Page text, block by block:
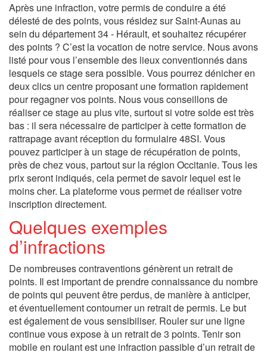
Après une infraction, votre permis de conduire a été
délesté de des points, vous résidez sur Saint-Aunas au
sein du département 34 - Hérault, et souhaitez récupérer
des points ? C’est la vocation de notre service. Nous avons
listé pour vous l’ensemble des lieux conventionnés dans
lesquels ce stage sera possible. Vous pourrez dénicher en
deux clics un centre proposant une formation rapidement
pour regagner vos points. Nous vous conseillons de
réaliser ce stage au plus vite, surtout si votre solde est très
bas : il sera nécessaire de participer à cette formation de
rattrapage avant réception du formulaire 48SI. Vous
pouvez participer à un stage de récupération de points,
près de chez vous, partout sur la région Occitanie. Tous les
prix seront indiqués, cela permet de savoir lequel est le
moins cher. La plateforme vous permet de réaliser votre
inscription directement.
Quelques exemples
d’infractions
De nombreuses contraventions génèrent un retrait de
points. Il est important de prendre connaissance du nombre
de points qui peuvent être perdus, de manière à anticiper,
et éventuellement contourner un retrait de permis. Le but
est également de vous sensibiliser. Rouler sur une ligne
continue vous expose à un retrait de 3 points. Tenir son
mobile en roulant est une infraction passible d’un retrait de